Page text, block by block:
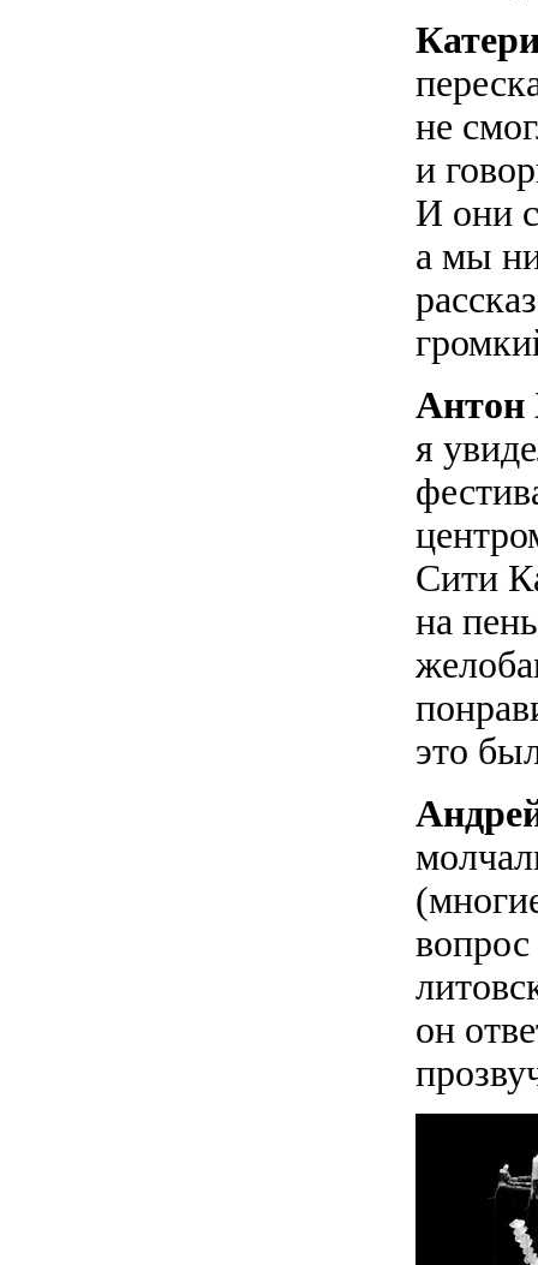
не
и
И они
а мы
Антон
я
Сити
на
это
он